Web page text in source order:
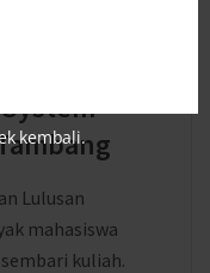
Lulusan
mahasiswa
kuliah.
kembali.